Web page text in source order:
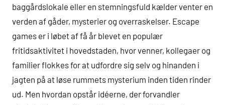
baggårdslokale eller en stemningsfuld kælder venter en
verden af gåder, mysterier og overraskelser. Escape
games er i løbet af få år blevet en populær
fritidsaktivitet i hovedstaden, hvor venner, kollegaer og
familier flokkes for at udfordre sig selv og hinanden i
jagten på at løse rummets mysterium inden tiden rinder
ud. Men hvordan opstår idéerne, der forvandler